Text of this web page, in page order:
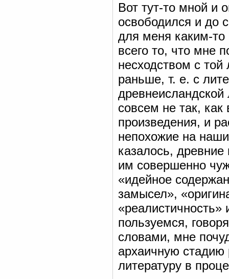
Вот тут-то мной и
освободился и до
для меня каким-
всего то, что мне
несходством с
раньше, т. е. с
древнеисландской
совсем не так,
произведения, и
непохожие на
казалось,
им совершенно
«идейное
замысел»,
пользуемся,
словами, мне
архаичную стадию
литературу в